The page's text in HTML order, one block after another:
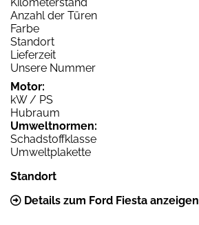
Anzahl der Türen
Farbe
Standort
Lieferzeit
Unsere Nummer
Motor:
kW / PS
Hubraum
Umweltnormen:
Schadstoffklasse
Umweltplakette
Standort
Details zum Ford Fiesta anzeigen